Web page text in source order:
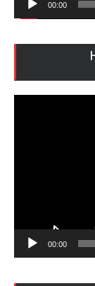
00:00
00:00